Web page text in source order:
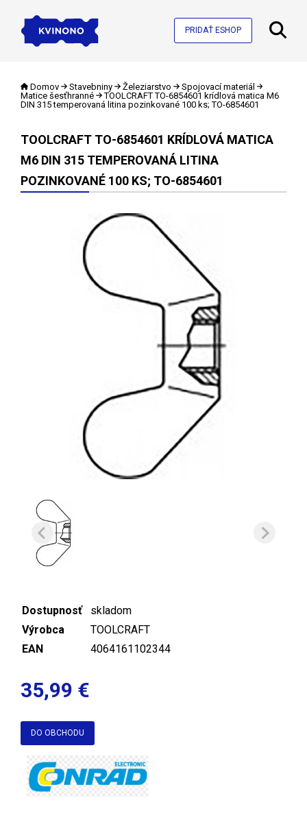
PRIDAŤ ESHOP
Domov Stavebniny Železiarstvo
Spojovací materiál
Matice šesťhranné
TOOLCRAFT TO-6854601 krídlová matica M6
DIN 315 temperovaná litina pozinkované 100 ks; TO-6854601
TOOLCRAFT TO-6854601 KRÍDLOVÁ MATICA
M6 DIN 315 TEMPEROVANÁ LITINA
POZINKOVANÉ 100 KS; TO-6854601
Dostupnosť
skladom
Výrobca
TOOLCRAFT
EAN
4064161102344
35,99 €
DO OBCHODU